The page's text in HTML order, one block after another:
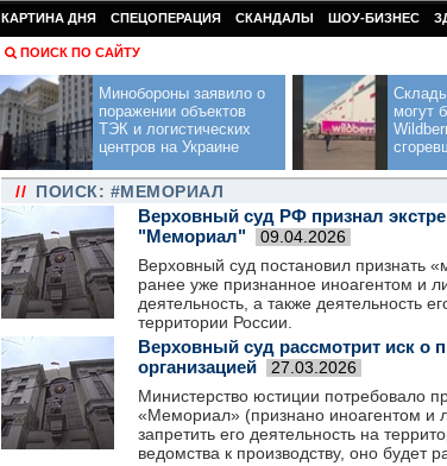
КАРТИНА ДНЯ СПЕЦОПЕРАЦИЯ СКАНДАЛЫ ШОУ-БИЗНЕС
ПОИСК ПО САЙТУ
Минобороны заявило о
поражении объектов
ТЭК и логистических
центров на Украине
могут
// ПОИСК: #МЕМОРИАЛ
Верховный суд РФ признал
"Мемориал"
09.04.2026
Верховный суд постановил признать
ранее уже признанное иноагентом и
деятельность, а также деятельность
территории России.
Верховный суд рассмотрит иск о
организацией
27.03.2026
Министерство юстиции потребовало
«Мемориал» (признано иноагентом и
запретить его деятельность на
ведомства к производству, оно будет